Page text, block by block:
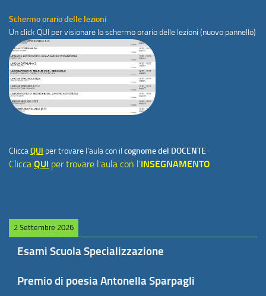
Schermo orario delle lezioni
Un click QUI per visionare lo schermo orario delle lezioni (nuovo pannello)
CliccaQUI per trovare l'aula con il cognome del DOCENTE
Clicca QUI per trovare l'aula con l'INSEGNAMENTO
2 Settembre 2026
Esami Scuola Specializzazione
Premio di poesia Antonella Sparpagli